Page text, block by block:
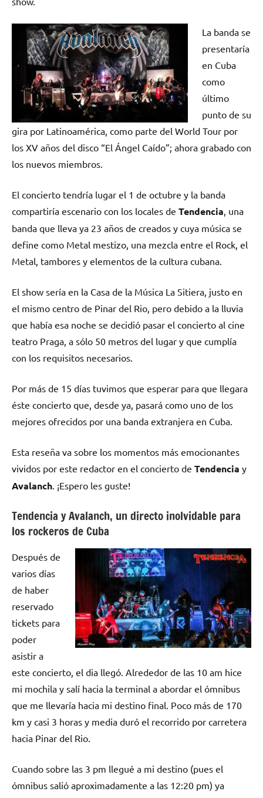
La banda se
presentaría
en Cuba
como
último
punto de su
gira por Latinoamérica, como parte del World Tour por
los XV años del disco “El Ángel Caído”; ahora grabado con
los nuevos miembros.
El concierto tendría lugar el 1 de octubre y la banda
compartiría escenario con los locales de Tendencia , una
banda que lleva ya 23 años de creados y cuya música se
define como Metal mestizo, una mezcla entre el Rock, el
Metal, tambores y elementos de la cultura cubana.
El show sería en la Casa de la Música La Sitiera, justo en
el mismo centro de Pinar del Rio, pero debido a la lluvia
que había esa noche se decidió pasar el concierto al cine
teatro Praga, a sólo 50 metros del lugar y que cumplía
con los requisitos necesarios.
Por más de 15 días tuvimos que esperar para que llegara
éste concierto que, desde ya, pasará como uno de los
mejores ofrecidos por una banda extranjera en Cuba.
Esta reseña va sobre los momentos más emocionantes
vividos por este redactor en el concierto de Tendencia y
Avalanch . ¡Espero les guste!
Tendencia y Avalanch, un directo inolvidable para
los rockeros de Cuba
Después de
varios días
de haber
reservado
tickets para
poder
asistir a
este concierto, el dia llegó. Alrededor de las 10 am hice
mi mochila y salí hacia la terminal a abordar el ómnibus
que me llevaría hacia mi destino final. Poco más de 170
km y casi 3 horas y media duró el recorrido por carretera
hacia Pinar del Rio.
Cuando sobre las 3 pm llegué a mi destino (pues el
ómnibus salió aproximadamente a las 12:20 pm) ya